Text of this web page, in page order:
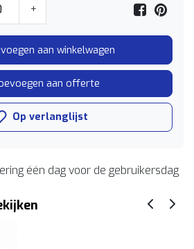
+
aan winkelwagen
aan offerte
Op verlanglijst
één dag voor de gebruikersdag